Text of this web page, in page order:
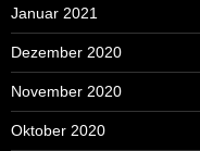
Januar 2021
Dezember 2020
November 2020
Oktober 2020